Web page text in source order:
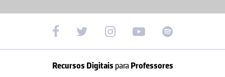
Recursos Digitais paraProfessores